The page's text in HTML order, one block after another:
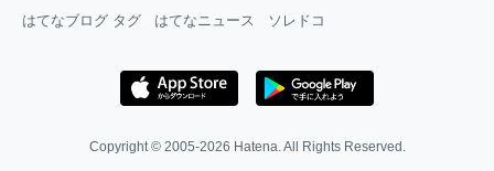
はてなブログ タグ はてなニュース ソレドコ
Copyright © 2005-2026 Hatena. All Rights Reserved.